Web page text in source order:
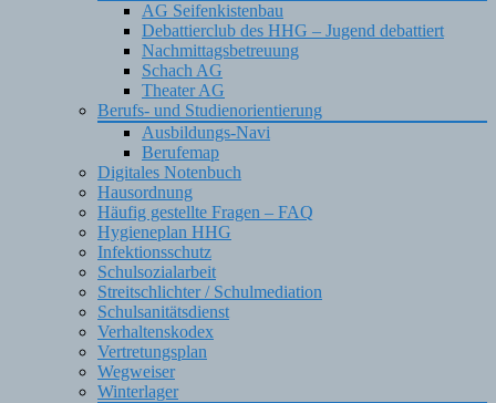
AG Seifenkistenbau
Debattierclub des HHG – Jugend debattiert
Nachmittagsbetreuung
Schach AG
Theater AG
Berufs- und Studienorientierung
Ausbildungs-Navi
Berufemap
Digitales Notenbuch
Hausordnung
Häufig gestellte Fragen – FAQ
Hygieneplan HHG
Infektionsschutz
Schulsozialarbeit
Streitschlichter / Schulmediation
Schulsanitätsdienst
Verhaltenskodex
Vertretungsplan
Wegweiser
Winterlager